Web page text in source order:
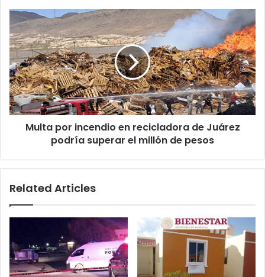
h0mic1dio
Multa
por
incendio
en
recicladora
de
Juárez
podría
superar
Multa por incendio en recicladora de Juárez
podría superar el millón de pesos
Related Articles